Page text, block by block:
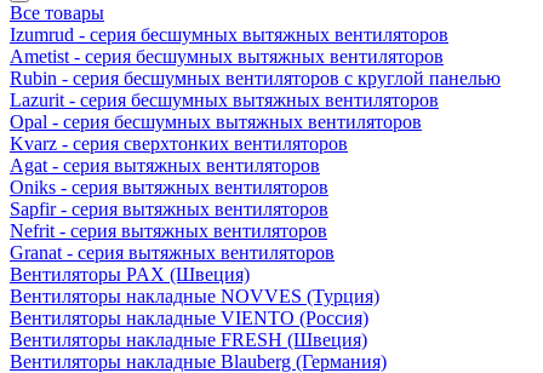
Все товары
Izumrud - серия бесшумных вытяжных вентиляторов
Ametist - серия бесшумных вытяжных вентиляторов
Rubin - серия бесшумных вентиляторов с круглой панелью
Lazurit - серия бесшумных вытяжных вентиляторов
Opal - серия бесшумных вытяжных вентиляторов
Kvarz - серия сверхтонких вентиляторов
Agat - серия вытяжных вентиляторов
Oniks - серия вытяжных вентиляторов
Sapfir - серия вытяжных вентиляторов
Nefrit - серия вытяжных вентиляторов
Granat - серия вытяжных вентиляторов
Вентиляторы PAX (Швеция)
Вентиляторы накладные NOVVES (Турция)
Вентиляторы накладные VIENTO (Россия)
Вентиляторы накладные FRESH (Швеция)
Вентиляторы накладные Blauberg (Германия)